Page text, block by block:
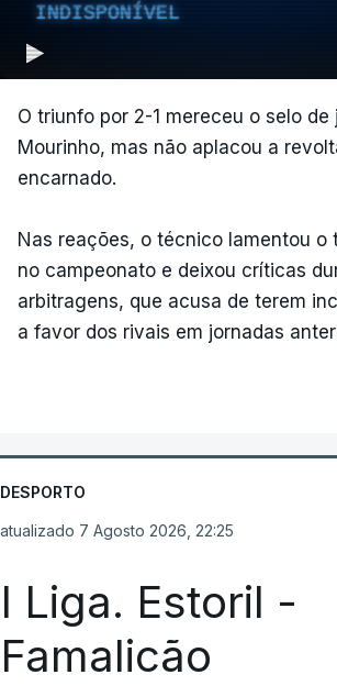
INDISPONÍVEL
O triunfo por 2-1 mereceu o selo
Mourinho, mas não aplacou a
encarnado.
Nas reações, o técnico lamentou o
no campeonato e deixou críticas
arbitragens, que acusa de terem
a favor dos rivais em jornadas
DESPORTO
atualizado 7 Agosto 2026, 22:25
I Liga. Estoril -
Famalicão